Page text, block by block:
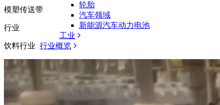
轮胎
汽车领域
新能源汽车动力电池
工业
行业概览
模塑传送带
行业
饮料行业